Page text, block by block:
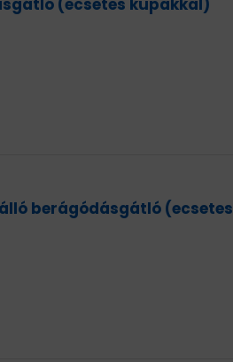
(ecsetes kupakkal)
berágódásgátló (ecsetes